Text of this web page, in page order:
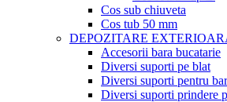
Cos sub chiuveta
Cos tub 50 mm
DEPOZITARE
Accesorii bara bucatarie
Diversi suporti pe blat
Diversi suporti pentru
Diversi suporti prindere